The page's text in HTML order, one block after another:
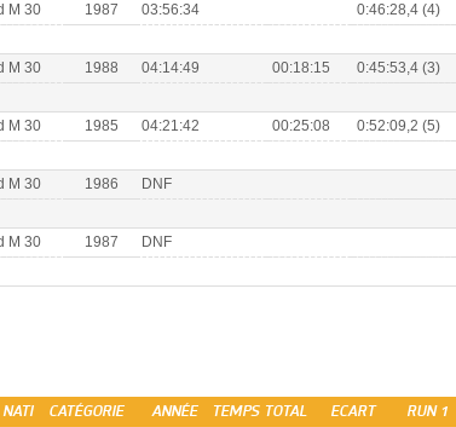
M 30 1987 03:56:34 0:46:28,4 (4)
M 30 1988 04:14:49 00:18:15 0:45:53,4 (3)
M 30 1985 04:21:42 00:25:08 0:52:09,2 (5)
M 30 1986 DNF
M 30 1987 DNF
NATI CATÉGORIE ANNÉE TEMPS TOTAL ECART RUN 1